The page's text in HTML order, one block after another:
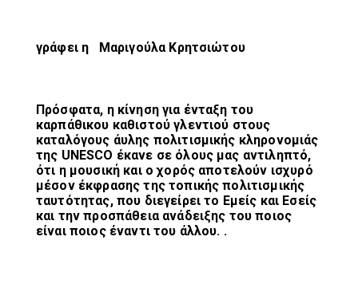
γράφει η Μαριγούλα Κρητσιώτου
Πρόσφατα, η κίνηση για ένταξη του
καρπάθικου καθιστού γλεντιού στους
καταλόγους άυλης πολιτισμικής κληρονομιάς
της UNESCO έκανε σε όλους μας αντιληπτό,
ότι η μουσική και ο χορός αποτελούν ισχυρό
μέσον έκφρασης της τοπικής πολιτισμικής
ταυτότητας, που διεγείρει το Εμείς και Εσείς
και την προσπάθεια ανάδειξης του ποιος
είναι ποιος έναντι του άλλου. .